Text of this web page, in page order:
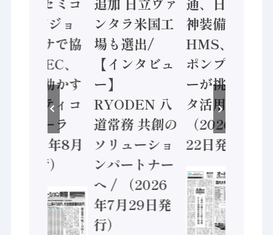
ン AIビジョ
ンセンサで協
業 / IDEC、
安全に動かす
セーフティコ
ントローラ
（2026年8月
5日発行）
ンタラ米国工
場も選出/
【インタビュ
ー】
RYODEN 八
道常務 共創の
ソリューショ
ンパートナー
へ / （2026
年7月29日発
行）
神装備 ×
HMS、老舗
ポンプメーカ
ーが挑むデー
タ活用 など
（2026年7月
22日発行）